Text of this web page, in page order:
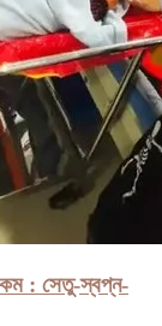
: সেতু-স্বপ্ন-